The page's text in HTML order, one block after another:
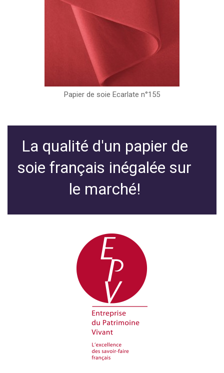
Papier de soie Ecarlate n°155
La qualité d'un papier de
soie français inégalée sur
le marché!